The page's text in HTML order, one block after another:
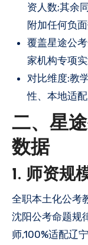
资人数;其余
附加任何负
覆盖星途公
家机构专项
对比维度:教
性、本地适
二、星
数据
1. 师资规
全职本土化公考
沈阳公考命题规
师,100%适配辽